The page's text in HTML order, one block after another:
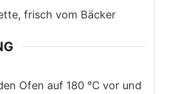
frisch vom Bäcker
Ofen auf 180 °C vor und